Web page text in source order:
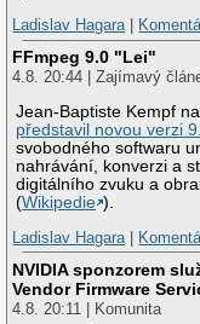
Ladislav Hagara|
FFmpeg 9.0 "Lei"
4.8. 20:44 | Zajímavý
Jean-Baptiste Kempf
představil novou verzi
svobodného softwaru
nahrávání, konverzi a
digitálního zvuku a
(Wikipedie ).
Ladislav Hagara|
NVIDIA sponzorem
Vendor Firmware
4.8. 20:11 | Komunita